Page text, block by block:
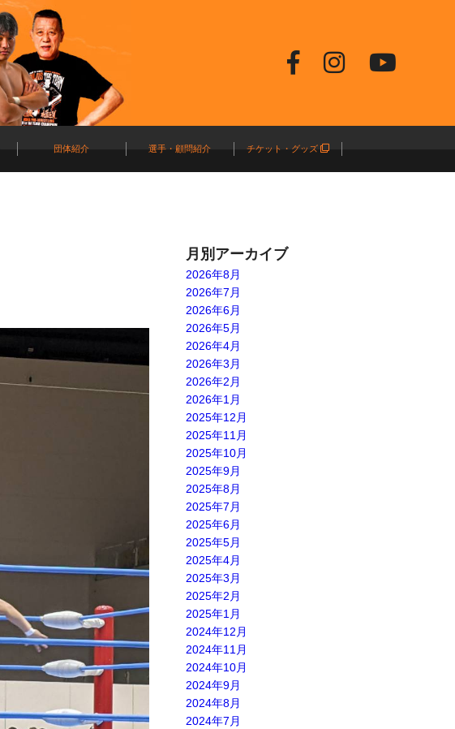
団体紹介 選手・顧問紹介 チケット・グッズ
月別アーカイブ
2026年8月
2026年7月
2026年6月
2026年5月
2026年4月
2026年3月
2026年2月
2026年1月
2025年12月
2025年11月
2025年10月
2025年9月
2025年8月
2025年7月
2025年6月
2025年5月
2025年4月
2025年3月
2025年2月
2025年1月
2024年12月
2024年11月
2024年10月
2024年9月
2024年8月
2024年7月